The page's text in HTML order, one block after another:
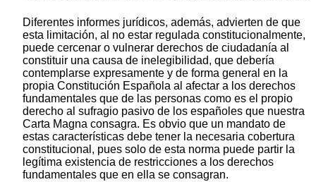
Diferentes informes jurídicos, además, advierten de que
esta limitación, al no estar regulada constitucionalmente,
puede cercenar o vulnerar derechos de ciudadanía al
constituir una causa de inelegibilidad, que debería
contemplarse expresamente y de forma general en la
propia Constitución Española al afectar a los derechos
fundamentales que de las personas como es el propio
derecho al sufragio pasivo de los españoles que nuestra
Carta Magna consagra. Es obvio que un mandato de
estas características debe tener la necesaria cobertura
constitucional, pues solo de esta norma puede partir la
legítima existencia de restricciones a los derechos
fundamentales que en ella se consagran.